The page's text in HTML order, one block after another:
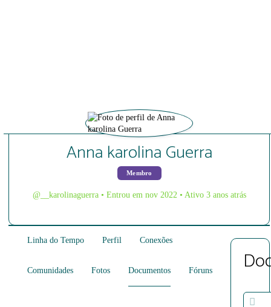
Anna karolina Guerra
Membro
@__karolinaguerra • Entrou em nov 2022 • Ativo 3 anos atrás
Linha do Tempo Perfil Conexões
Comunidades Fotos Documentos Fóruns